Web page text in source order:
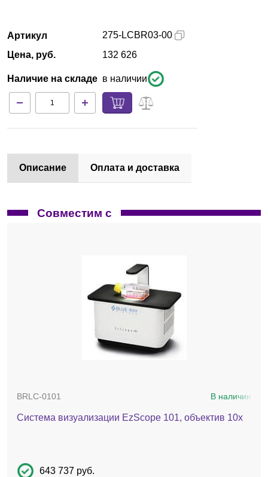
Партнеры
Артикул
Цена, руб.
Наличие на складе
275-LCBR03-00
132 626
в наличии
Описание Оплата и доставка
Совместим с
BRLC-0101 В наличии
Система визуализации EzScope 101, объектив 10х
643 737 руб.